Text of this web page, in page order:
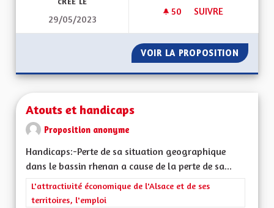
29/05/2023
50 50 ABONNÉS
SUIVRE
VOIR LA PROPOSITION
Atouts et handicaps
Proposition anonyme
Handicaps:-Perte de sa situation geographique
dans le bassin rhenan a cause de la perte de sa...
Filtrer les résultats de la catégorie : L'attractivité
L'attractivité économique de l'Alsace et de ses
territoires, l'emploi